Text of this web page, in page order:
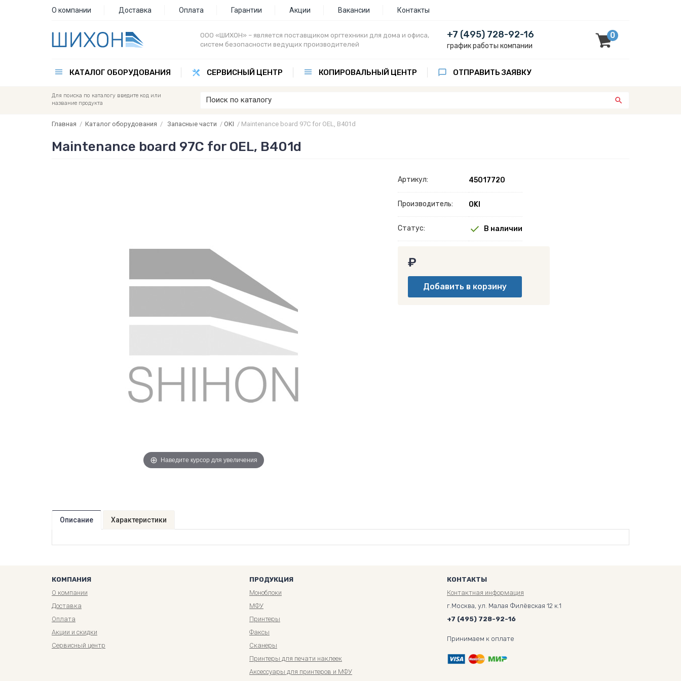
О компании Доставка Оплата Гарантии Акции Вакансии Контакты
ООО «ШИХОН» – является поставщиком оргтехники для дома и офиса,
систем безопасности ведущих производителей
+7 (495) 728-92-16
график работы компании
0
КАТАЛОГ ОБОРУДОВАНИЯ СЕРВИСНЫЙ ЦЕНТР КОПИРОВАЛЬНЫЙ ЦЕНТР ОТПРАВИТЬ ЗАЯВКУ
Для поиска по каталогу введите код или
название продукта
Главная / Каталог оборудования / Запасные части / OKI / Maintenance board 97C for OEL, B401d
Maintenance board 97C for OEL, B401d
Наведите курсор для увеличения
Артикул: 45017720
Производитель: OKI
Статус: В наличии
₽
Описание Характеристики
КОМПАНИЯ
О компании
Доставка
Оплата
Акции и скидки
Сервисный центр
ПРОДУКЦИЯ
Моноблоки
МФУ
Принтеры
Факсы
Сканеры
Принтеры для печати наклеек
Аксессуары для принтеров и МФУ
КОНТАКТЫ
Контактная информация
г.Москва, ул. Малая Филёвская 12 к.1
+7 (495) 728-92-16
Принимаем к оплате